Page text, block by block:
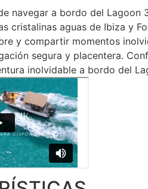
navegar a bordo del
cristalinas aguas de Ibiza y
y compartir momentos
segura y placentera.
inolvidable a bordo del